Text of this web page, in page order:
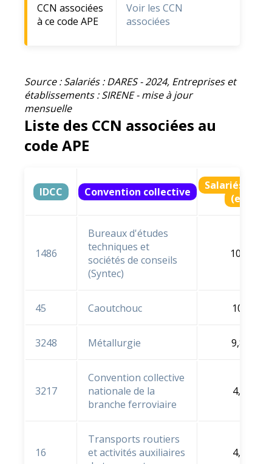
CCN associées
à ce code APE
Voir les CCN
associées
Source : Salariés : DARES - 2024, Entreprises et
établissements : SIRENE - mise à jour
mensuelle
Liste des CCN associées au
code APE
IDCC Convention collective
Salariés
(en %
1486
Bureaux d'études
techniques et
sociétés de conseils
(Syntec)
10,4 %
45 Caoutchouc 10 %
3248 Métallurgie 9,8 %
3217
Convention collective
nationale de la
branche ferroviaire
4,6 %
16
Transports routiers
et activités auxiliaires
4,1 %